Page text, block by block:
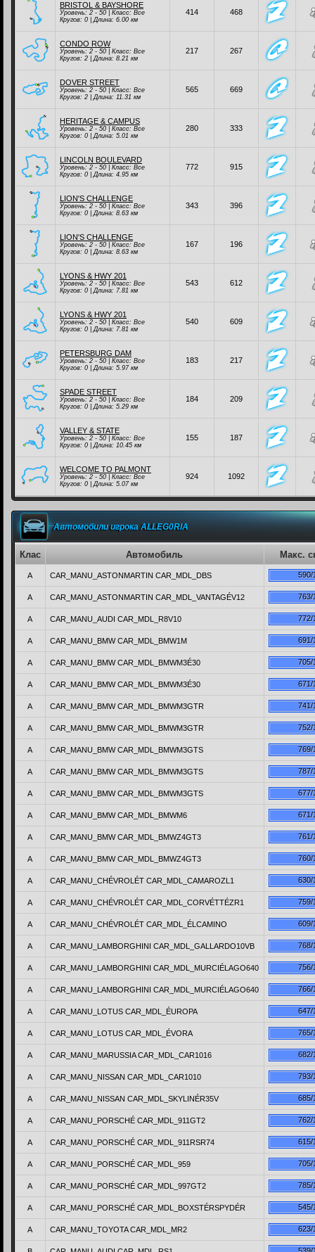
BRISTOL & BAYSHORE
Уровень: 2 - 50 | Класc: Все
Кругов: 0 | Длина: 6.00 км
414 468
CONDO ROW
Уровень: 2 - 50 | Класc: Все
Кругов: 2 | Длина: 8.21 км
217 267
DOVER STREET
Уровень: 2 - 50 | Класc: Все
Кругов: 2 | Длина: 11.31 км
565 669
HERITAGE & CAMPUS
Уровень: 2 - 50 | Класc: Все
Кругов: 0 | Длина: 5.01 км
280 333
LINCOLN BOULEVARD
Уровень: 2 - 50 | Класc: Все
Кругов: 0 | Длина: 4.95 км
772 915
LION'S CHALLENGE
Уровень: 2 - 50 | Класc: Все
Кругов: 0 | Длина: 8.63 км
343 396
LION'S CHALLENGE
Уровень: 2 - 50 | Класc: Все
Кругов: 0 | Длина: 8.63 км
167 196
LYONS & HWY 201
Уровень: 2 - 50 | Класc: Все
Кругов: 0 | Длина: 7.81 км
543 612
LYONS & HWY 201
Уровень: 2 - 50 | Класc: Все
Кругов: 0 | Длина: 7.81 км
540 609
PETERSBURG DAM
Уровень: 2 - 50 | Класc: Все
Кругов: 0 | Длина: 5.97 км
183 217
SPADE STREET
Уровень: 2 - 50 | Класc: Все
Кругов: 0 | Длина: 5.29 км
184 209
VALLEY & STATE
Уровень: 2 - 50 | Класc: Все
Кругов: 0 | Длина: 10.45 км
155 187
WELCOME TO PALMONT
Уровень: 2 - 50 | Класc: Все
Кругов: 0 | Длина: 5.07 км
924 1092
Автомобили игрока ALLEG0RIA
Клас Автомобиль Макс.
A CAR_MANU_ASTONMARTIN CAR_MDL_DBS 590/
A CAR_MANU_ASTONMARTIN CAR_MDL_VANTAGÉV12 763/
A CAR_MANU_AUDI CAR_MDL_R8V10 772/
A CAR_MANU_BMW CAR_MDL_BMW1M 691/
A CAR_MANU_BMW CAR_MDL_BMWM3É30 705/
A CAR_MANU_BMW CAR_MDL_BMWM3É30 671/
A CAR_MANU_BMW CAR_MDL_BMWM3GTR 741/
A CAR_MANU_BMW CAR_MDL_BMWM3GTR 752/
A CAR_MANU_BMW CAR_MDL_BMWM3GTS 769/
A CAR_MANU_BMW CAR_MDL_BMWM3GTS 787/
A CAR_MANU_BMW CAR_MDL_BMWM3GTS 677/
A CAR_MANU_BMW CAR_MDL_BMWM6 671/
A CAR_MANU_BMW CAR_MDL_BMWZ4GT3 761/
A CAR_MANU_BMW CAR_MDL_BMWZ4GT3 760/
A CAR_MANU_CHÉVROLÉT CAR_MDL_CAMAROZL1 630/
A CAR_MANU_CHÉVROLÉT CAR_MDL_CORVÉTTÉZR1 759/
A CAR_MANU_CHÉVROLÉT CAR_MDL_ÉLCAMINO 609/
A CAR_MANU_LAMBORGHINI CAR_MDL_GALLARDO10VB 768/
A CAR_MANU_LAMBORGHINI CAR_MDL_MURCIÉLAGO640 756/
A CAR_MANU_LAMBORGHINI CAR_MDL_MURCIÉLAGO640 766/
A CAR_MANU_LOTUS CAR_MDL_ÉUROPA 647/
A CAR_MANU_LOTUS CAR_MDL_ÉVORA 765/
A CAR_MANU_MARUSSIA CAR_MDL_CAR1016 682/
A CAR_MANU_NISSAN CAR_MDL_CAR1010 793/
A CAR_MANU_NISSAN CAR_MDL_SKYLINÉR35V 685/
A CAR_MANU_PORSCHÉ CAR_MDL_911GT2 762/
A CAR_MANU_PORSCHÉ CAR_MDL_911RSR74 615/
A CAR_MANU_PORSCHÉ CAR_MDL_959 705/
A CAR_MANU_PORSCHÉ CAR_MDL_997GT2 785/
A CAR_MANU_PORSCHÉ CAR_MDL_BOXSTÉRSPYDÉR 545/
A CAR_MANU_TOYOTA CAR_MDL_MR2 623/